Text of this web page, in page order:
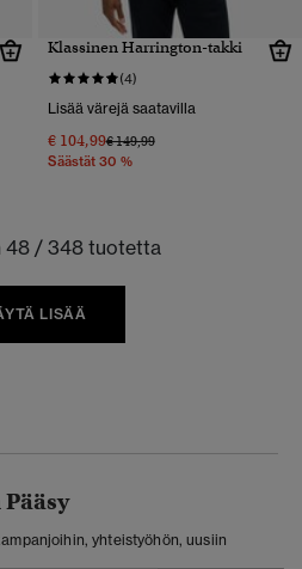
Klassinen Harrington-takki
(4)
Lisää värejä saatavilla
€ 104,99Hinta alennettu hinnasta
€ 149,99hintaan
Säästät 30 %
48 / 348 tuotetta
LISÄÄ
yhteistyöhön, uusiin